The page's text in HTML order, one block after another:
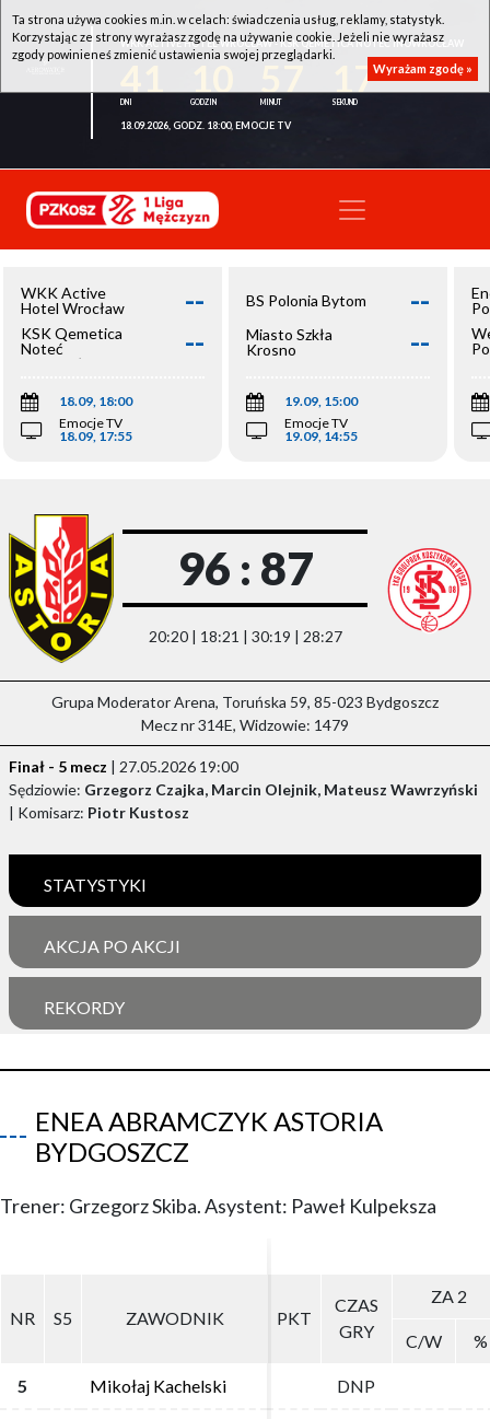
WKK ACTIVE HOTEL WROCŁAW - KSK QEMETICA NOTEĆ INOWROCŁAW
16
18.09.2026, GODZ. 18:00, EMOCJE TV
WKK Active
Hotel Wrocław
--
KSK Qemetica
Noteć
Inowrocław
--
18.09, 18:00
Emocje TV
18.09, 17:55
BS Polonia Bytom --
Miasto Szkła
Krosno
--
19.09, 15:00
Emocje TV
19.09, 14:55
96 : 87
20:20 | 18:21 | 30:19 | 28:27
Grupa Moderator Arena, Toruńska 59, 85-023 Bydgoszcz
Mecz nr 314E, Widzowie: 1479
Finał - 5 mecz | 27.05.2026 19:00
Sędziowie: Grzegorz Czajka, Marcin Olejnik, Mateusz Wawrzyński
| Komisarz: Piotr Kustosz
STATYSTYKI
AKCJA PO AKCJI
REKORDY
ENEA ABRAMCZYK ASTORIA
BYDGOSZCZ
Trener: Grzegorz Skiba. Asystent: Paweł Kulpeksza
NR S5 ZAWODNIK PKT
CZAS
GRY
ZA 2
C/W %
5 Mikołaj Kachelski DNP
NR S5 ZAWODNIK PKT
CZAS
GRY
ZA 2
C/W %
5 Mikołaj Kachelski DNP
Ta strona używa cookies m.in. w celach: świadczenia usług, reklamy, statystyk.
Korzystając ze strony wyrażasz zgodę na używanie cookie. Jeżeli nie wyrażasz
zgody powinieneś zmienić ustawienia swojej przeglądarki.
Wyrażam zgodę »